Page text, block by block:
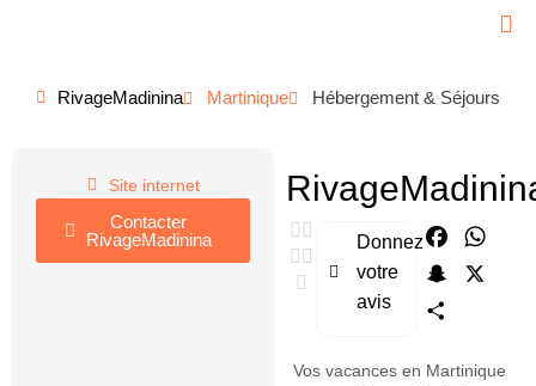
RivageMadinina Martinique Hébergement & Séjours
Site internet
Contacter
RivageMadinina
Donnez
votre
avis
Snapchat
Vos vacances en Martinique